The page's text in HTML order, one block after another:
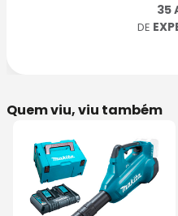
35
DE
Quem viu, viu também